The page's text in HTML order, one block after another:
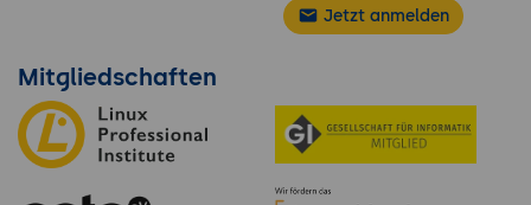
Jetzt anmelden
Mitgliedschaften